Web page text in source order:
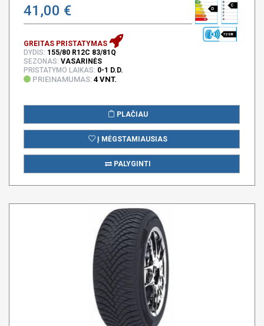
41,00 € D
C
72 DB
GREITAS PRISTATYMAS
DYDIS: 155/80 R12C 83/81Q
SEZONAS: VASARINĖS
PRISTATYMO LAIKAS: 0-1 D.D.
PRIEINAMUMAS: 4 VNT.
PLAČIAU
Į MĖGSTAMIAUSIAS
PALYGINTI